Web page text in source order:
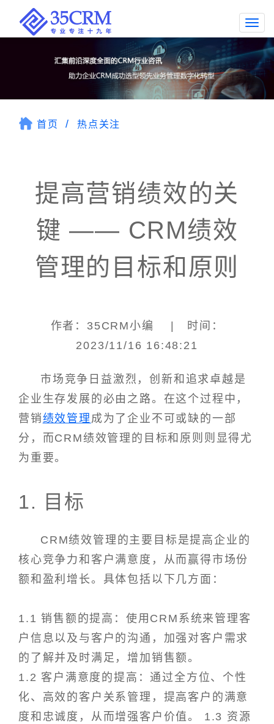
首页 热点关注
提高营销绩效的关
键 —— CRM绩效
管理的目标和原则
作者：35CRM小编 | 时间：
2023/11/16 16:48:21
市场竞争日益激烈，创新和追求卓越是
企业生存发展的必由之路。在这个过程中，
营销绩效管理 成为了企业不可或缺的一部
分，而CRM绩效管理的目标和原则则显得尤
为重要。
1. 目标
CRM绩效管理的主要目标是提高企业的
核心竞争力和客户满意度，从而赢得市场份
额和盈利增长。具体包括以下几方面：
1.1 销售额的提高：使用CRM系统来管理客
户信息以及与客户的沟通，加强对客户需求
的了解并及时满足，增加销售额。
1.2 客户满意度的提高：通过全方位、个性
化、高效的客户关系管理，提高客户的满意
度和忠诚度，从而增强客户价值。 1.3 资源